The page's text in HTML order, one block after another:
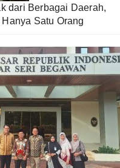
dari Berbagai Daerah,
Satu Orang